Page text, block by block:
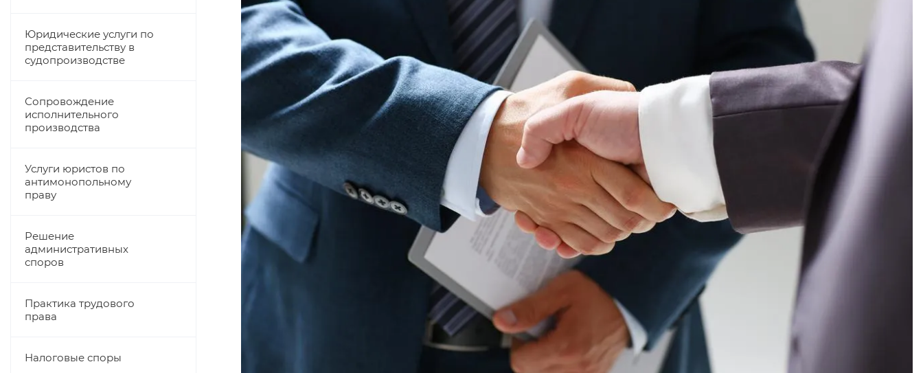
Юридические услуги по
представительству в
судопроизводстве
Сопровождение
исполнительного
производства
Услуги юристов по
антимонопольному
праву
Решение
административных
споров
Практика трудового
права
Налоговые споры